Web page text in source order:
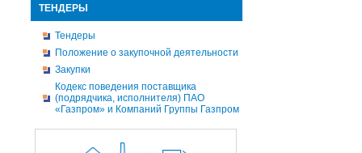
ТЕНДЕРЫ
Тендеры
Положение о закупочной деятельности
Закупки
Кодекс поведения поставщика
(подрядчика, исполнителя) ПАО
«Газпром» и Компаний Группы Газпром